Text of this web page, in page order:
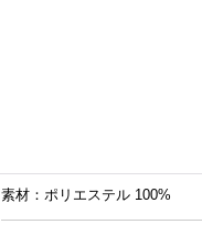
素材：ポリエステル 100%